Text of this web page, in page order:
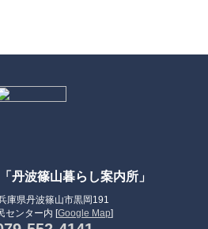
丹波篠山暮らし案内所」
庫県丹波篠山市黒岡191
センター内 [Google Map]